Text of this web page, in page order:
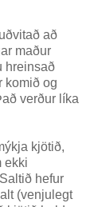
að
maður
hreinsað
komið og
verður líka
kjötið,
ekki
hefur
(venjulegt